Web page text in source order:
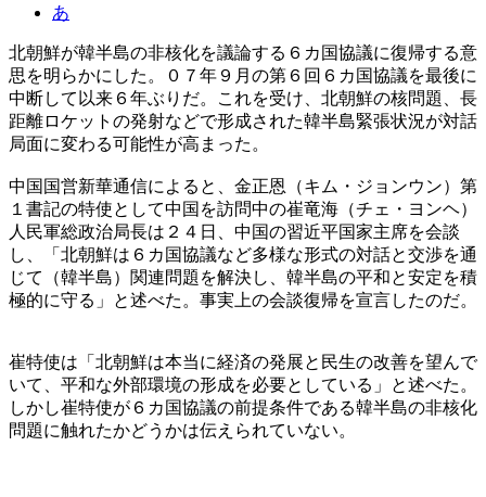
あ
北朝鮮が韓半島の非核化を議論する６カ国協議に復帰する意
思を明らかにした。０７年９月の第６回６カ国協議を最後に
中断して以来６年ぶりだ。これを受け、北朝鮮の核問題、長
距離ロケットの発射などで形成された韓半島緊張状況が対話
局面に変わる可能性が高まった。
中国国営新華通信によると、金正恩（キム・ジョンウン）第
１書記の特使として中国を訪問中の崔竜海（チェ・ヨンヘ）
人民軍総政治局長は２４日、中国の習近平国家主席を会談
し、「北朝鮮は６カ国協議など多様な形式の対話と交渉を通
じて（韓半島）関連問題を解決し、韓半島の平和と安定を積
極的に守る」と述べた。事実上の会談復帰を宣言したのだ。
崔特使は「北朝鮮は本当に経済の発展と民生の改善を望んで
いて、平和な外部環境の形成を必要としている」と述べた。
しかし崔特使が６カ国協議の前提条件である韓半島の非核化
問題に触れたかどうかは伝えられていない。